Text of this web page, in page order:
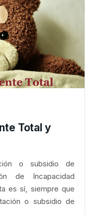
Total y
o subsidio de
de Incapacidad
es sí, siempre que
o subsidio de